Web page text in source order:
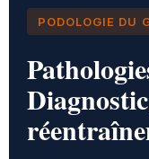
PODOLOGIE DU